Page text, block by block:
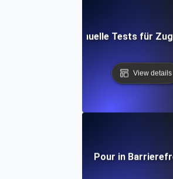
Manuelle Tests für
View details
Pour in